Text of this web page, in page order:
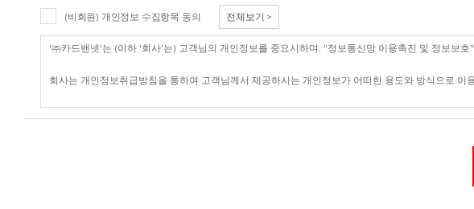
(비회원) 개인정보 수집항목 동의 전체보기 >